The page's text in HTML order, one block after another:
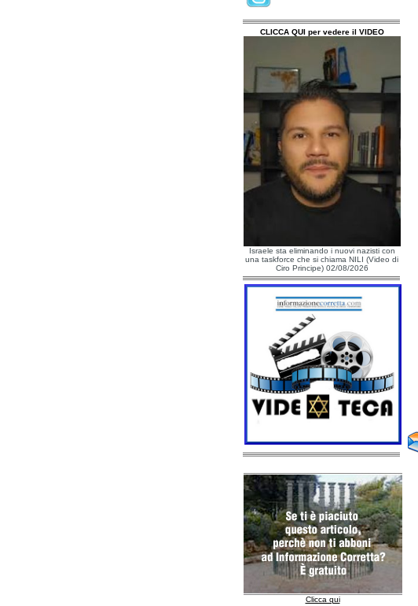
CLICCA QUI per vedere il VIDEO
Israele sta eliminando i nuovi nazisti con
una taskforce che si chiama NILI (Video di
Ciro Principe) 02/08/2026
Clicca qui